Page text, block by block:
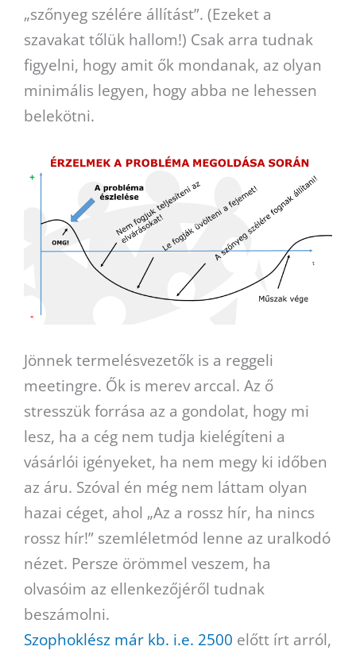
„szőnyeg szélére állítást”. (Ezeket a
szavakat tőlük hallom!) Csak arra tudnak
figyelni, hogy amit ők mondanak, az olyan
minimális legyen, hogy abba ne lehessen
belekötni.
Jönnek termelésvezetők is a reggeli
meetingre. Ők is merev arccal. Az ő
stresszük forrása az a gondolat, hogy mi
lesz, ha a cég nem tudja kielégíteni a
vásárlói igényeket, ha nem megy ki időben
az áru. Szóval én még nem láttam olyan
hazai céget, ahol „Az a rossz hír, ha nincs
rossz hír!” szemléletmód lenne az uralkodó
nézet. Persze örömmel veszem, ha
olvasóim az ellenkezőjéről tudnak
beszámolni.
Szophoklész már kb. i.e. 2500 előtt írt arról,